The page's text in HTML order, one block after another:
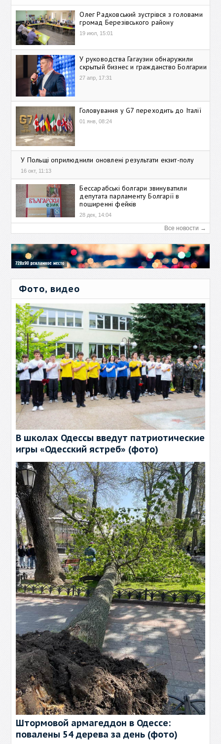
Олег Радковський зустрівся з головами
громад Березівського району
19 июл, 15:01
У руководства Гагаузии обнаружили
скрытый бизнес и гражданство Болгарии
27 апр, 17:31
Головування у G7 переходить до Італії
01 янв, 08:24
У Польщі оприлюднили оновлені результати екзит-полу
16 окт, 11:13
Бессарабські болгари звинуватили
депутата парламенту Болгарії в
поширенні фейків
28 дек, 14:04
Все новости →
Фото, видео
В школах Одессы введут патриотические
игры «Одесский ястреб» (фото)
Штормовой армагеддон в Одессе:
повалены 54 дерева за день (фото)